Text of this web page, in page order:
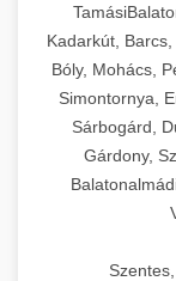
Kadarkút,
Bóly, Mohács,
Simontornya,
Sárbogárd,
Gárdony,